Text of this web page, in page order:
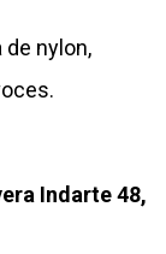
de nylon,
Indarte 48,